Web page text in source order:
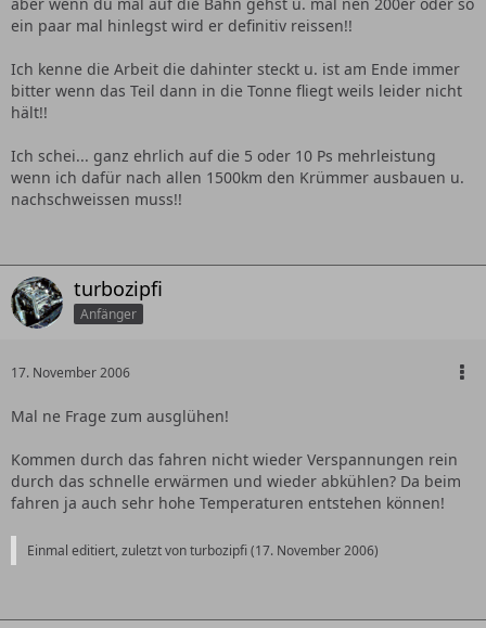
ein paar mal hinlegst wird er definitiv reissen!!
Ich kenne die Arbeit die dahinter steckt u. ist am Ende immer
bitter wenn das Teil dann in die Tonne fliegt weils leider nicht
hält!!
Ich schei... ganz ehrlich auf die 5 oder 10 Ps mehrleistung
wenn ich dafür nach allen 1500km den Krümmer ausbauen u.
nachschweissen muss!!
turbozipfi
Anfänger
17. November 2006
Mal ne Frage zum ausglühen!
Kommen durch das fahren nicht wieder Verspannungen rein
durch das schnelle erwärmen und wieder abkühlen? Da beim
fahren ja auch sehr hohe Temperaturen entstehen können!
Einmal editiert, zuletzt von turbozipfi (17. November 2006)